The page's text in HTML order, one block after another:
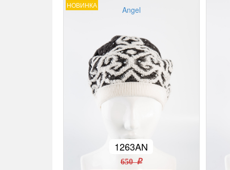
НОВИНКА Angel
1263AN
650 r